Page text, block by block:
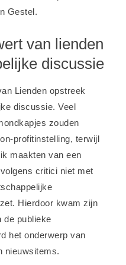
Gestel.
van lienden
discussie
Lienden opstreek
discussie. Veel
zouden
profitinstelling, terwijl
maakten van een
critici niet met
Hierdoor kwam zijn
de publieke
het onderwerp van
nieuwsitems.